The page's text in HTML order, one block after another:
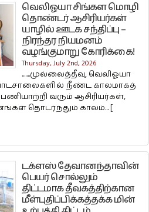
வெலிஓயா சிங்கள மொழி
தொண்டர் ஆசிரியர்கள்
யாழில் ஊடக சந்திப்பு –
நிரந்தர நியமனம்
வழங்குமாறு கோரிக்கை!
Thursday, July 2nd, 2026
.......​முல்லைத்தீவு, வெலிஓயா
நீண்ட காலமாகத்
வரும் ஆசிரியர்கள்,
தொடர்ந்தும் காலம்... [
டக்ளஸ் தேவானந்தாவின்
பெயர் சொல்லும்
திட்டமாக தீவகத்திற்கான
மீள்புதிப்பிக்கத்தக்க மின்